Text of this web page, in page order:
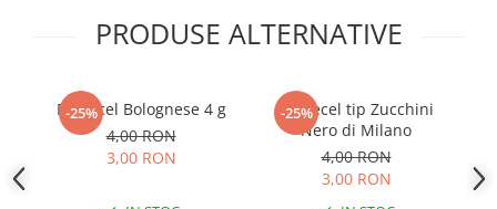
Seminte pentru germinare
Seminte trifoi
Pesticide
PRODUSE ALTERNATIVE
-25%
Dovlecel Bolognese 4 g
4,00 RON
3,00 RON
-25%
Dovlecel tip Zucchini
Nero di Milano
4,00 RON
3,00 RON